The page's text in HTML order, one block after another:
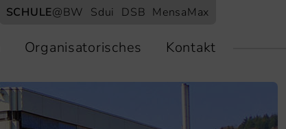
SCHULE@BW Sdui DSB MensaMax
Organisatorisches Kontakt